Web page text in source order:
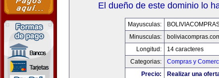
El dueño de este dominio lo
Mayusculas:
Minusculas:
Longitud:
14 caracteres
Categorias:
Compras y
Precio:
Realizar una